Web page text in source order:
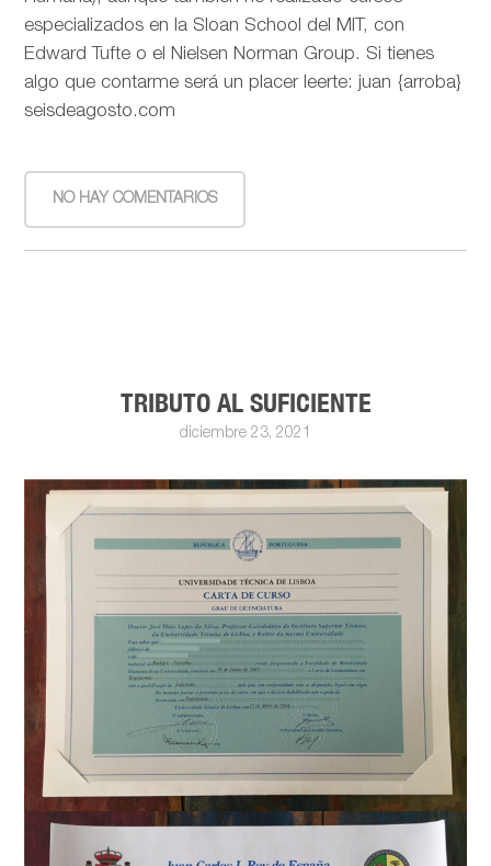
especializados en la Sloan School del MIT, con
Edward Tufte o el Nielsen Norman Group. Si tienes
algo que contarme será un placer leerte: juan {arroba}
seisdeagosto.com
NO HAY COMENTARIOS
TRIBUTO AL SUFICIENTE
diciembre 23, 2021